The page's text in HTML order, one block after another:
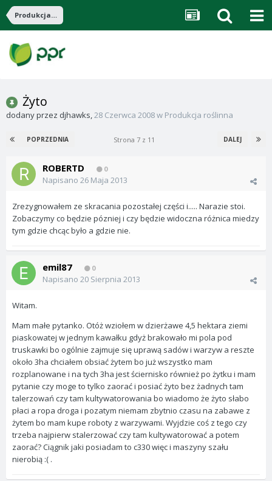
Produkcja roślinna
Żyto
dodany przez djhawks,28 Czerwca 2008w Produkcja roślinna
POPRZEDNIA DALEJ
Strona 7 z 11
ROBERTD 0
Napisano 26 Maja 2013
Zrezygnowałem ze skracania pozostałej części i..... Narazie stoi.
Zobaczymy co będzie pózniej i czy będzie widoczna różnica miedzy
tym gdzie chcąc było a gdzie nie.
emil87 0
Napisano 20 Sierpnia 2013
Witam.
Mam małe pytanko. Otóż wziołem w dzierżawe 4,5 hektara ziemi
piaskowatej w jednym kawałku gdyż brakowało mi pola pod
truskawki bo ogólnie zajmuje się uprawą sadów i warzyw a reszte
około 3ha chciałem obsiać żytem bo już wszystko mam
rozplanowane i na tych 3ha jest ściernisko również po żytku i mam
pytanie czy moge to tylko zaorać i posiać żyto bez żadnych tam
talerzowań czy tam kultywatorowania bo wiadomo że żyto słabo
płaci a ropa droga i pozatym niemam zbytnio czasu na zabawe z
żytem bo mam kupe roboty z warzywami. Wyjdzie coś z tego czy
trzeba najpierw stalerzować czy tam kultywatorować a potem
zaorać? Ciągnik jaki posiadam to c330 więc i maszyny szału
nierobią :( .